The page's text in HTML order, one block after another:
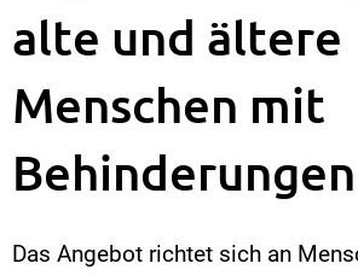
alte und ältere
Menschen mit
Behinderungen
Das Angebot richtet sich an